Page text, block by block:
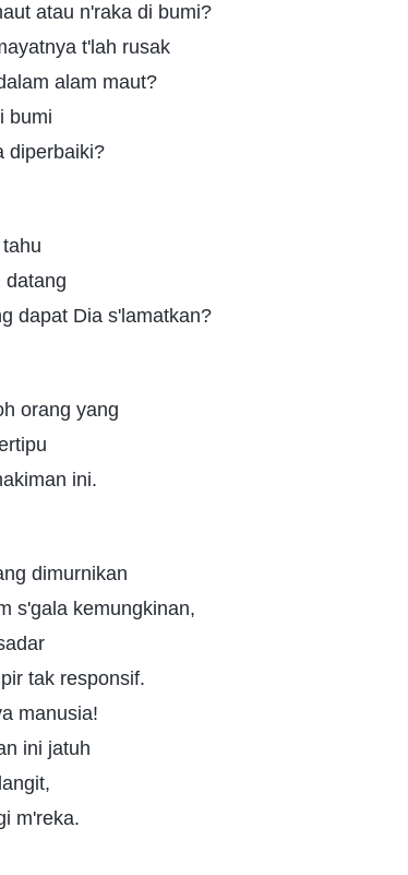
atau n'raka di bumi?
t'lah rusak
alam maut?
bumi
diperbaiki?
datang
dapat Dia s'lamatkan?
orang yang
ini.
dimurnikan
s'gala kemungkinan,
tak responsif.
manusia!
ini jatuh
m'reka.